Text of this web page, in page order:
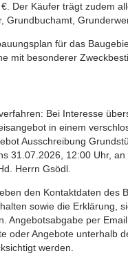
Der Käufer trägt zudem
Grundbuchamt,
für das
mit besonderer
Bei Interesse
in einem
Ausschreibung
31.07.2026, 12:00 Uhr,
Herrn Gsödl.
den Kontaktdaten des
sowie die Erklärung,
Angebotsabgabe per
oder Angebote unterhalb
werden.